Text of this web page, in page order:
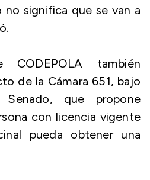
no significa que se van a
también
de la Cámara 651, bajo
Senado, que propone
con licencia vigente
pueda obtener una